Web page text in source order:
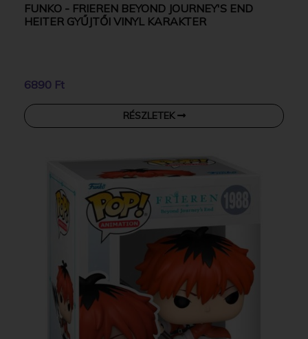
FUNKO - FRIEREN BEYOND JOURNEY'S END
HEITER GYŰJTŐI VINYL KARAKTER
6890 Ft
RÉSZLETEK